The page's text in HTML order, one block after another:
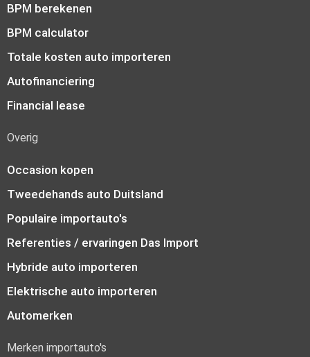
BPM berekenen
BPM calculator
Totale kosten auto importeren
Autofinanciering
Financial lease
Overig
Occasion kopen
Tweedehands auto Duitsland
Populaire importauto's
Referenties / ervaringen Das Import
Hybride auto importeren
Elektrische auto importeren
Automerken
Merken importauto's